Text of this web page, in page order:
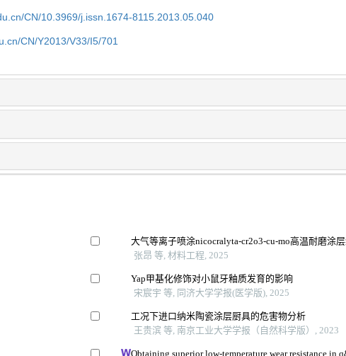
CN/10.3969/j.issn.1674-8115.2013.05.040
CN/Y2013/V33/I5/701
大气等离子喷涂nicocralyta-cr2o3-cu-mo高温耐磨涂
张昂 等, 材料工程, 2025
Yap甲基化修饰对小鼠牙釉质发育的影响
宋宸宇 等, 同济大学学报(医学版), 2025
工况下进口纳米陶瓷涂层厨具的危害物分析
王贵滨 等, 南京工业大学学报（自然科学版）, 2023
Obtaining superior low-temperature wear resistance in